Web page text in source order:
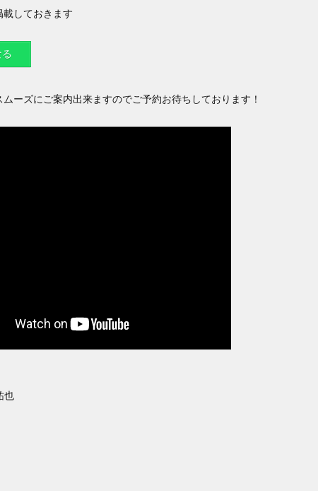
しておきます
ムーズにご案内出来ますのでご予約お待ちしております！
也